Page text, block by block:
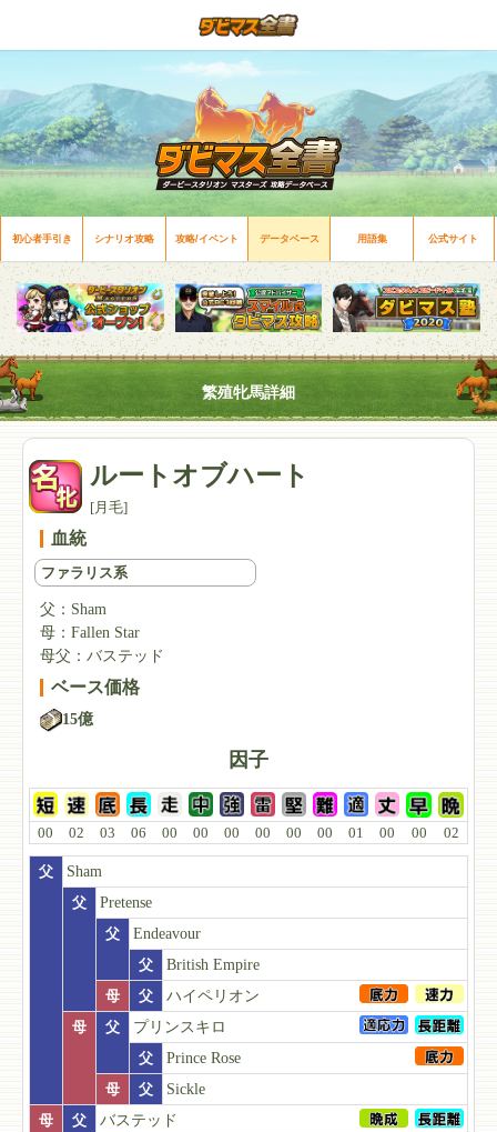
初心者手引き シナリオ攻略 攻略/イベント データベース 用語集 公式サイト
繁殖牝馬詳細
ルートオブハート
[月毛]
血統
ファラリス系
父： Sham
母： Fallen Star
母父： バステッド
ベース価格
15億
因子
00 02 03 06 00 00 00 00 00 00 01 00 00 02
父
Sham
父
Pretense
父
Endeavour
父
British Empire
母
父
ハイペリオン
母
父
プリンスキロ
父
Prince Rose
母
父
Sickle
母
父
バステッド